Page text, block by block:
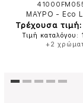
ΜΑΥΡΟ - Eco
Τρέχουσα
Τιμή καταλόγου:
+2